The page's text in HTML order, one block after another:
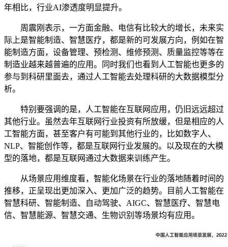
年相比，行业AI渗透度明显提升。
周震刚表示，一方面金融、电信有比较大的增长，未来实
际上是智能制造、智慧医疗，都是新的可发展方向，例如在智
能制造方面，设备管理、预检测、维修预测、质量监控等等在
制造业越来越普遍的应用。同时我们也看到人工智能也更多的
参与到科研里面去，通过人工智能去处理科研的大数据模型分
析。
特别要强调的是，人工智能在互联网应用，仍旧远远超过
其他行业。虽然去年互联网行业投资有所放缓，但是相应的人
工智能方面，甚至客户有可能到其他行业的，比如数字人、
NLP、智能创作等，都是互联网行业发展的。以及现在的大模
型的落地，都是互联网通过大数据来训练产生。
从场景应用维度看，智能化场景在行业的落地随着时间的
推移，正呈现出更加深入、更加广泛的趋势。目前人工智能在
智慧科研、智能制造、自动驾驶、AIGC、智慧医疗、智慧电
信、智慧能源、智慧交通、生物识别等场景均有应用。